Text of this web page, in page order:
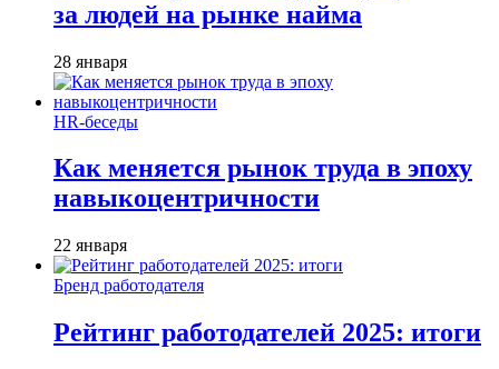
за людей на рынке найма
28 января
HR-беседы
Как меняется рынок труда в эпоху
навыкоцентричности
22 января
Бренд работодателя
Рейтинг работодателей 2025: итоги